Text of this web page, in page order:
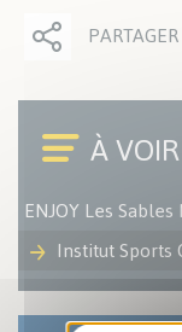
ENJOY Les
Institut Sports